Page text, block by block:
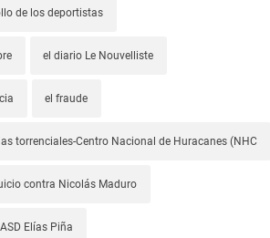
de los deportistas
el diario Le Nouvelliste
el fraude
torrenciales-Centro Nacional de Huracanes (NHC
contra Nicolás Maduro
Elías Piña